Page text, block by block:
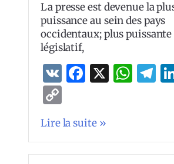
La presse est devenue la
puissance au sein des pays
occidentaux; plus puissante
législatif,
VK Facebook
X
Link
Lire la suite »